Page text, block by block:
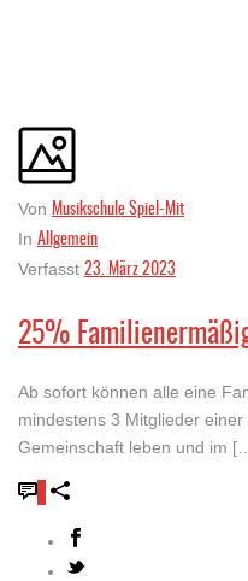
Von Musikschule Spiel-Mit
In Allgemein
Verfasst 23. März 2023
25%
Ab sofort können alle eine
mindestens 3 Mitglieder
Gemeinschaft leben und im